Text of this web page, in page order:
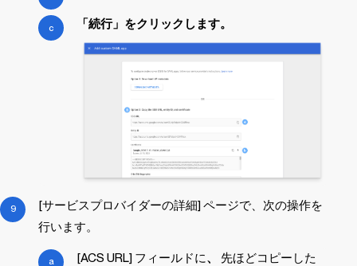
「続行」をクリックします。
[サービスプロバイダーの詳細] ページで、次の操作を
行います。
[ACS URL] フィールドに、 先ほどコピーした